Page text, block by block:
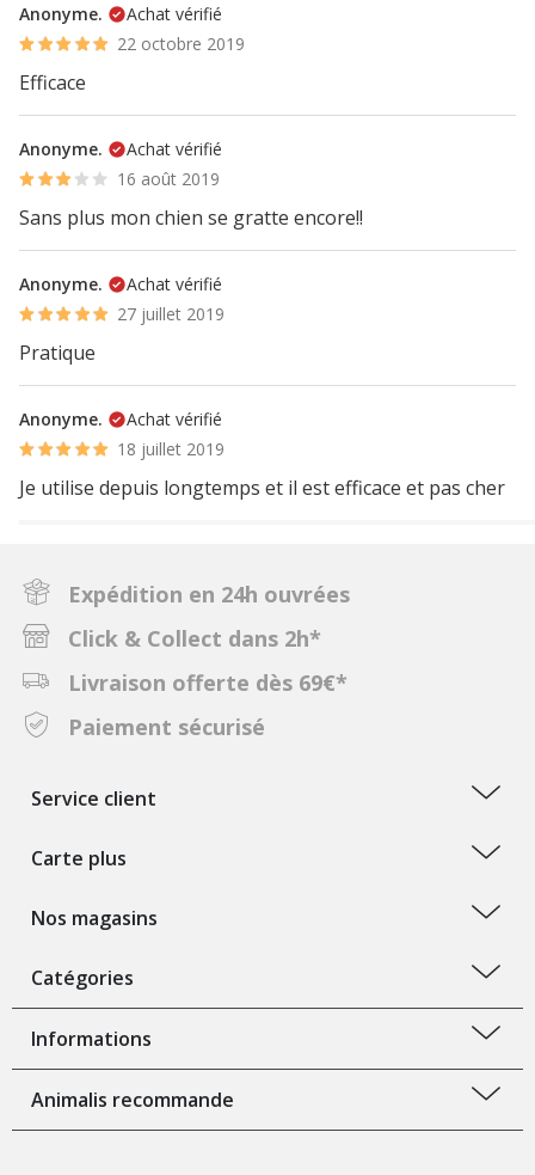
Anonyme.
Achat vérifié
22 octobre 2019
Efficace
Anonyme.
Achat vérifié
16 août 2019
Sans plus mon chien se gratte encore!!
Anonyme.
Achat vérifié
27 juillet 2019
Pratique
Anonyme.
Achat vérifié
18 juillet 2019
Je utilise depuis longtemps et il est efficace et pas cher
Expédition en 24h ouvrées
Click & Collect dans 2h*
Livraison offerte dès 69€*
Paiement sécurisé
Service client
Carte plus
Nos magasins
Catégories
Informations
Animalis recommande